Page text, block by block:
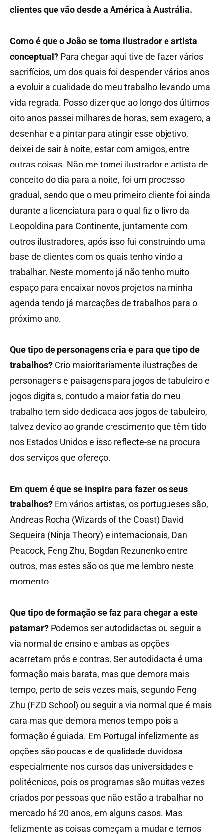
clientes que vão desde a América à Austrália.
Como é que o João se torna ilustrador e artista
conceptual? Para chegar aqui tive de fazer vários
sacrifícios, um dos quais foi despender vários anos
a evoluir a qualidade do meu trabalho levando uma
vida regrada. Posso dizer que ao longo dos últimos
oito anos passei milhares de horas, sem exagero, a
desenhar e a pintar para atingir esse objetivo,
deixei de sair à noite, estar com amigos, entre
outras coisas. Não me tornei ilustrador e artista de
conceito do dia para a noite, foi um processo
gradual, sendo que o meu primeiro cliente foi ainda
durante a licenciatura para o qual fiz o livro da
Leopoldina para Continente, juntamente com
outros ilustradores, após isso fui construindo uma
base de clientes com os quais tenho vindo a
trabalhar. Neste momento já não tenho muito
espaço para encaixar novos projetos na minha
agenda tendo já marcações de trabalhos para o
próximo ano.
Que tipo de personagens cria e para que tipo de
trabalhos? Crio maioritariamente ilustrações de
personagens e paisagens para jogos de tabuleiro e
jogos digitais, contudo a maior fatia do meu
trabalho tem sido dedicada aos jogos de tabuleiro,
talvez devido ao grande crescimento que têm tido
nos Estados Unidos e isso reflecte-se na procura
dos serviços que ofereço.
Em quem é que se inspira para fazer os seus
trabalhos? Em vários artistas, os portugueses são,
Andreas Rocha (Wizards of the Coast) David
Sequeira (Ninja Theory) e internacionais, Dan
Peacock, Feng Zhu, Bogdan Rezunenko entre
outros, mas estes são os que me lembro neste
momento.
Que tipo de formação se faz para chegar a este
patamar? Podemos ser autodidactas ou seguir a
via normal de ensino e ambas as opções
acarretam prós e contras. Ser autodidacta é uma
formação mais barata, mas que demora mais
tempo, perto de seis vezes mais, segundo Feng
Zhu (FZD School) ou seguir a via normal que é mais
cara mas que demora menos tempo pois a
formação é guiada. Em Portugal infelizmente as
opções são poucas e de qualidade duvidosa
especialmente nos cursos das universidades e
politécnicos, pois os programas são muitas vezes
criados por pessoas que não estão a trabalhar no
mercado há 20 anos, em alguns casos. Mas
felizmente as coisas começam a mudar e temos